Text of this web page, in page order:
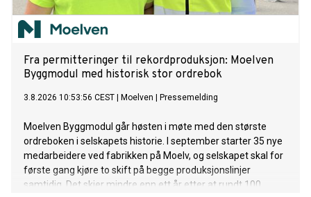
Fra permitteringer til rekordproduksjon: Moelven
Byggmodul med historisk stor ordrebok
3.8.2026 10:53:56 CEST Moelven Pressemelding
Moelven Byggmodul går høsten i møte med den største
ordreboken i selskapets historie. I september starter 35 nye
medarbeidere ved fabrikken på Moelv, og selskapet skal for
første gang kjøre to skift på begge produksjonslinjer
samtidig. Det skjer mindre enn ett år etter at rundt 100